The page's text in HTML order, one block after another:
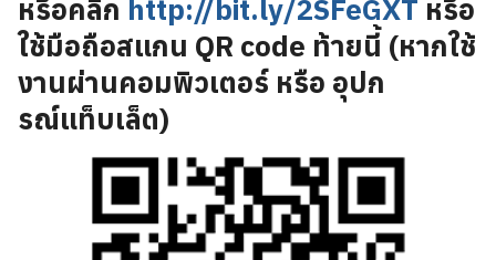
หรือคลิก http://bit.ly/2SFeGXT หรือ
ใช้มือถือสแกน QR code ท้ายนี้ (หากใช้
งานผ่านคอมพิวเตอร์ หรือ อุปก
รณ์แท็บเล็ต)